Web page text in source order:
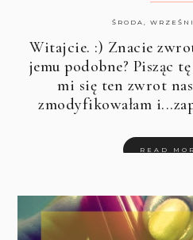
ŚRODA,
Witajcie. :) Znacie
jemu podobne? Pisząc
mi się ten zwrot
zmodyfikowałam
READ